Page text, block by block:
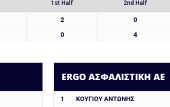
1st Half 2nd Half
2 0
0 4
ERGO ΑΣΦΑΛΙΣΤΙΚΗ ΑΕ
1
ΚΟΥΓΙΟΥ ΑΝΤΩΝΗΣ